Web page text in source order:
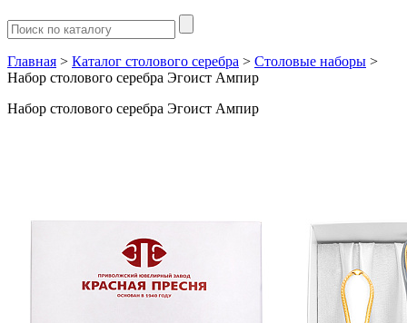
Главная > Каталог столового серебра > Столовые наборы >
Набор столового серебра Эгоист Ампир
Набор столового серебра Эгоист Ампир